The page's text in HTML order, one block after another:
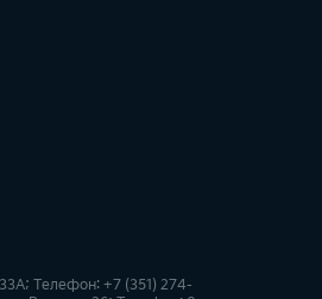
Телефон: +7 (351) 274-